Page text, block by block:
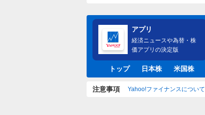
アプリ
経済ニュースや為替・株
価アプリの決定版
トップ 日本株 米国株
注意事項 Yahoo!ファイナンスについて